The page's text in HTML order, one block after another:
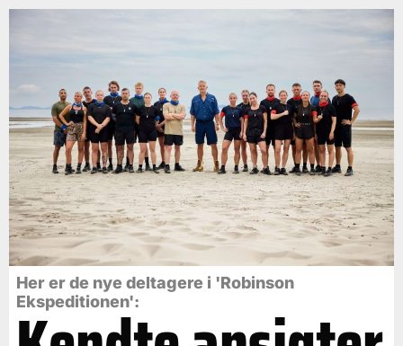
Her er de nye deltagere i 'Robinson
Ekspeditionen':